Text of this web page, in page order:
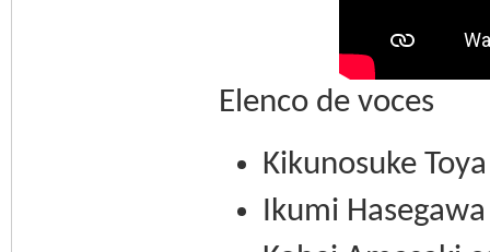
Elenco de voces
Kikunosuke
Ikumi